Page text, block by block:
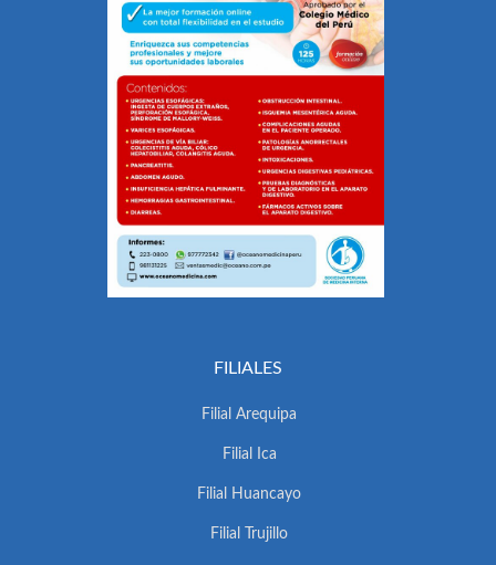
FILIALES
Filial Arequipa
Filial Ica
Filial Huancayo
Filial Trujillo